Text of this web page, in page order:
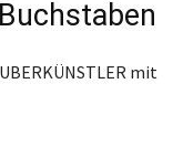
mit